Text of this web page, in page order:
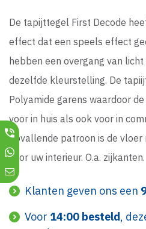
De tapijttegel First Decode
effect dat een speels effect
hebben een overgang van
dezelfde kleurstelling. De
Polyamide garens waardoor
voor in huis als ook voor in
opvallende patroon is de vloer
voor uw interieur. O.a. zijkanten.
Klanten geven ons een
Voor 14:00 besteld,